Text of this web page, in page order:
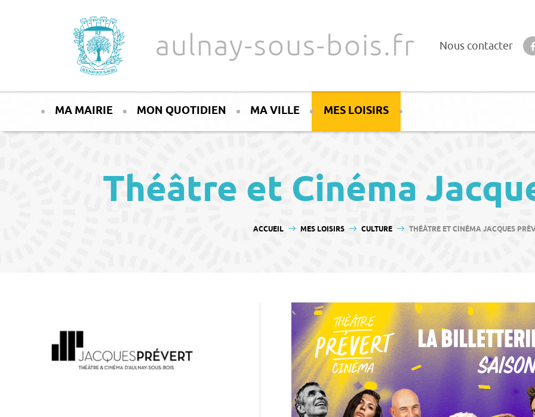
aulnay-sous-bois.fr Nous contacter
MA MAIRIE MON QUOTIDIEN MA VILLE MES LOISIRS
Théâtre et Cinéma
VOUS ÊTES ICI :
ACCUEIL MES LOISIRS CULTURE THÉÂTRE ET CINÉMA JACQUES